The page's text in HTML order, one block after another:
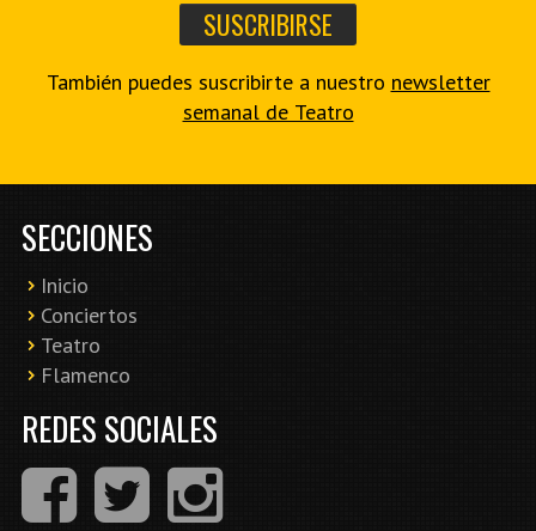
También puedes suscribirte a nuestro newsletter
semanal de Teatro
SECCIONES
Inicio
Conciertos
Teatro
Flamenco
REDES SOCIALES